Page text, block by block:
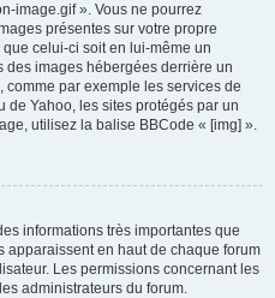
image.gif ». Vous ne pourrez
présentes sur votre propre
celui-ci soit en lui-même un
des images hébergées derrière un
comme par exemple les services de
Yahoo, les sites protégés par un
utilisez la balise BBCode « [img] ».
informations très importantes que
apparaissent en haut de chaque forum
Les permissions concernant les
administrateurs du forum.